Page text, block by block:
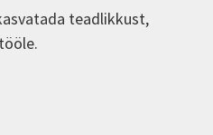
teadlikkust,